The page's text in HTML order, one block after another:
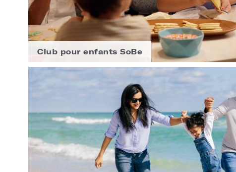
Club pour enfants SoBe